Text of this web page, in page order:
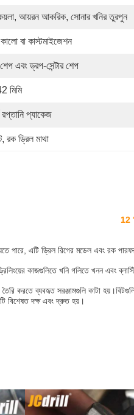
আয়রন আকরিক, সোনার খনির তুরপুন
বা কাস্টমাইজেশন
শেপ এবং ড্রপ-সেন্টার শেপ
মিমি
প্যাকেজ
, রক ড্রিল মাথা
12
পারে, এটি ড্রিল রিগের মডেল এবং রক
কাজগুলিতে খনি গলিতে খনন এবং
করতে ব্যবহৃত সরঞ্জামগুলি কাটা
বিশেষত দক্ষ এবং দ্রুত হয়।